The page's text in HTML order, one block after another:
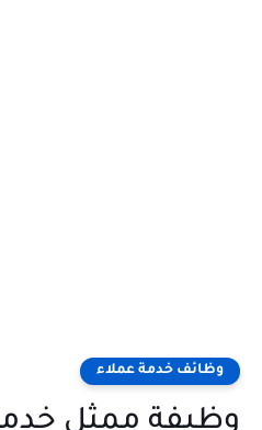
وظائف خدمة عملاء
وظيفة ممثل